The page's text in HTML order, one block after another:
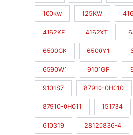
100kw 125KW
4162KF 4162XT
6500CK 6500Y1
6590W1 9101GF
9101S7 87910-0H010
87910-0H011 151784
610319 28120836-4